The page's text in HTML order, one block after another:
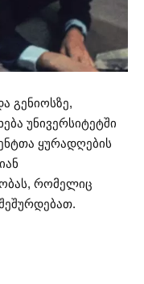
გენიოსზე,
უნივერსიტეტში
ყურადღების
რომელიც